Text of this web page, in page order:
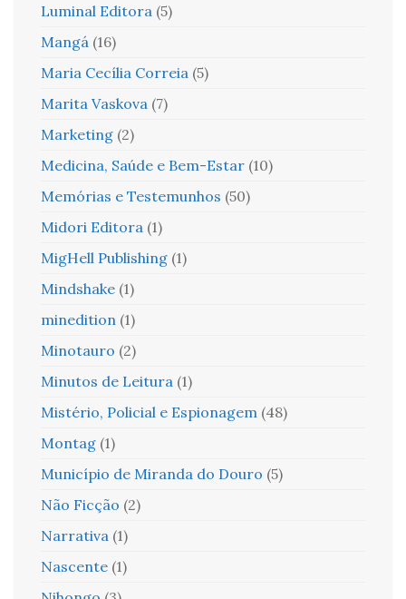
Luminal Editora (5)
Mangá (16)
Maria Cecília Correia (5)
Marita Vaskova (7)
Marketing (2)
Medicina, Saúde e Bem-Estar (10)
Memórias e Testemunhos (50)
Midori Editora (1)
MigHell Publishing (1)
Mindshake (1)
minedition (1)
Minotauro (2)
Minutos de Leitura (1)
Mistério, Policial e Espionagem (48)
Montag (1)
Município de Miranda do Douro (5)
Não Ficção (2)
Narrativa (1)
Nascente (1)